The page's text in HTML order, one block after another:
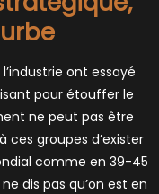
ont essayé
pour étouffer le
ne peut pas être
ces groupes d’exister
comme en 39-45
dis pas qu’on est en